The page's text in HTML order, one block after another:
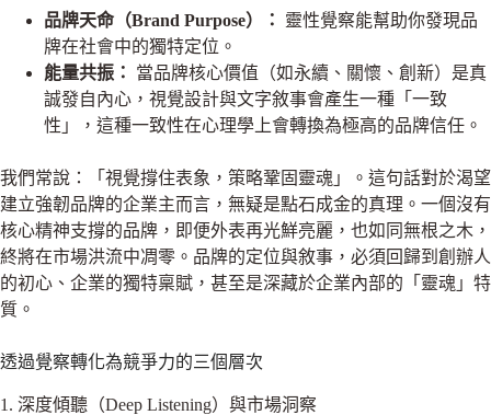
品牌天命（Brand Purpose）：
靈性覺察能幫助你發現品
牌在社會中的獨特定位。
能量共振：
當品牌核心價值（如永續、關懷、創新）是真
誠發自內心，視覺設計與文字敘事會產生一種「一致
性」，這種一致性在心理學上會轉換為極高的品牌信任。
我們常說：「視覺撐住表象，策略鞏固靈魂」。這句話對於渴望
建立強韌品牌的企業主而言，無疑是點石成金的真理。一個沒有
核心精神支撐的品牌，即便外表再光鮮亮麗，也如同無根之木，
終將在市場洪流中凋零。品牌的定位與敘事，必須回歸到創辦人
的初心、企業的獨特稟賦，甚至是深藏於企業內部的「靈魂」特
質。
透過覺察轉化為競爭力的三個層次
1. 深度傾聽（Deep Listening）與市場洞察